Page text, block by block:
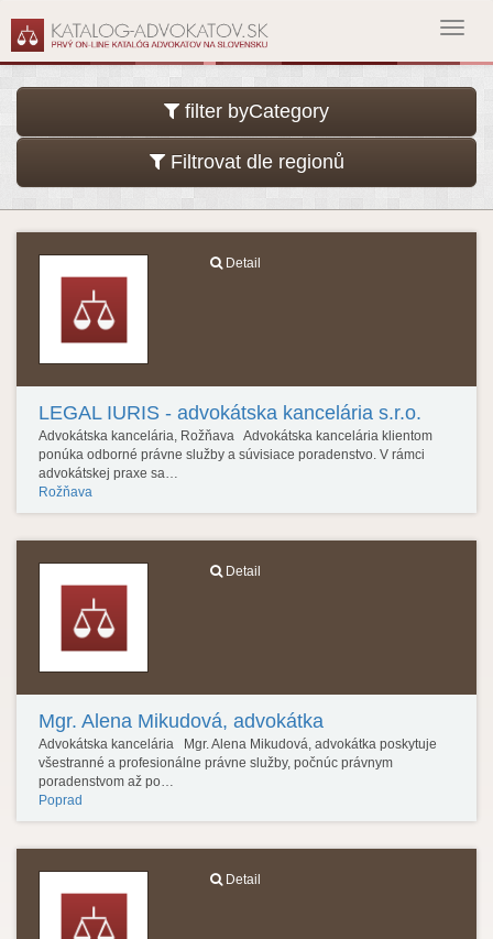
filter byCategory
Filtrovat dle regionů
Detail
LEGAL IURIS - advokátska kancelária s.r.o.
Advokátska kancelária, Rožňava Advokátska kancelária klientom
ponúka odborné právne služby a súvisiace poradenstvo. V rámci
advokátskej praxe sa…
Rožňava
Detail
Mgr. Alena Mikudová, advokátka
Advokátska kancelária Mgr. Alena Mikudová, advokátka poskytuje
všestranné a profesionálne právne služby, počnúc právnym
poradenstvom až po…
Poprad
Detail